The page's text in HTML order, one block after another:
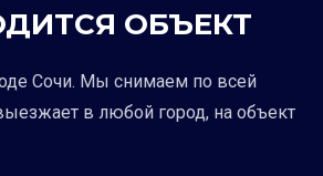
ОБЪЕКТ
Сочи. Мы снимаем по всей
в любой город, на объект